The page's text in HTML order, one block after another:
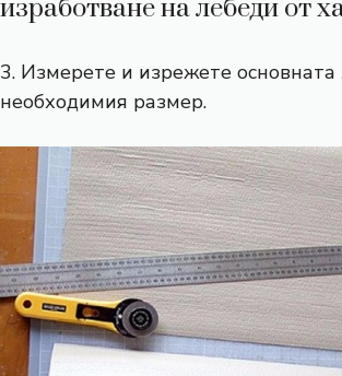
изработване на лебеди от
3. Измерете и изрежете основната
необходимия размер.